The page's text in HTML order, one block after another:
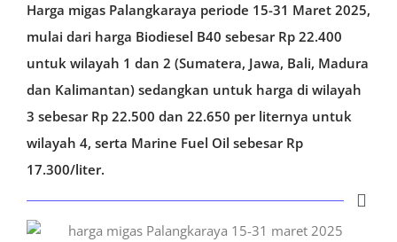
Harga migas Palangkaraya periode 15-31 Maret 2025,
mulai dari harga Biodiesel B40 sebesar Rp 22.400
untuk wilayah 1 dan 2 (Sumatera, Jawa, Bali, Madura
dan Kalimantan) sedangkan untuk harga di wilayah
3 sebesar Rp 22.500 dan 22.650 per liternya untuk
wilayah 4, serta Marine Fuel Oil sebesar Rp
17.300/liter.